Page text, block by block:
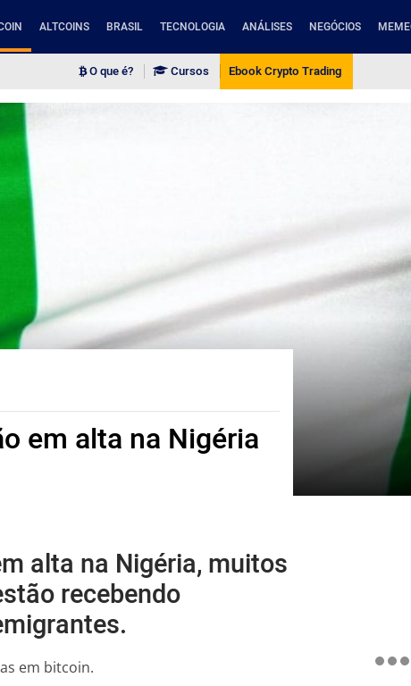
ALTCOINS BRASIL TECNOLOGIA ANÁLISES NEGÓCIOS
O que é? Cursos Ebook Crypto Trading
em alta na Nigéria
alta na Nigéria, muitos
recebendo
em bitcoin.